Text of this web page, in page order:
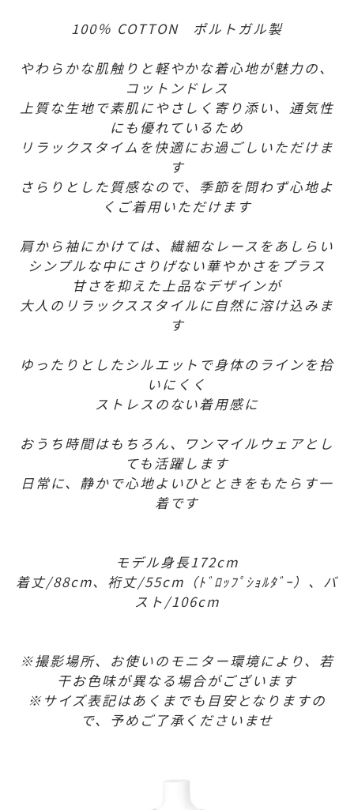
100％ COTTON ポルトガル製
やわらかな肌触りと軽やかな着心地が魅力の、
コットンドレス
上質な生地で素肌にやさしく寄り添い、通気性
にも優れているため
リラックスタイムを快適にお過ごしいただけま
す
さらりとした質感なので、季節を問わず心地よ
くご着用いただけます
肩から袖にかけては、繊細なレースをあしらい
シンプルな中にさりげない華やかさをプラス
甘さを抑えた上品なデザインが
大人のリラックススタイルに自然に溶け込みま
す
ゆったりとしたシルエットで身体のラインを拾
いにくく
ストレスのない着用感に
おうち時間はもちろん、ワンマイルウェアとし
ても活躍します
日常に、静かで心地よいひとときをもたらす一
着です
モデル身長172cm
着丈/88cm、裄丈/55cm（ﾄﾞﾛｯﾌﾟｼｮﾙﾀﾞｰ）、バ
スト/106cm
※撮影場所、お使いのモニター環境により、若
干お色味が異なる場合がございます
※サイズ表記はあくまでも目安となりますの
で、予めご了承くださいませ